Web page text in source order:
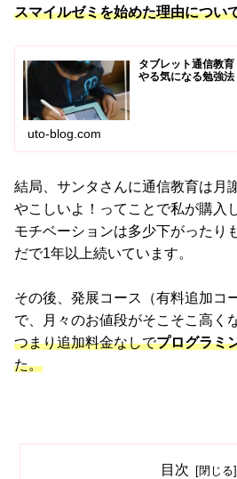
スマイルゼミを始めた理由につい
タブレット通信教
やる気になる勉強法
uto-blog.com
結局、サンタさんに通信教育は月
やこしいよ！ってことで私が購入
モチベーションは多少下がったり
だで1年以上続いています。
その後、発展コース（有料追加コ
で、月々のお値段がそこそこ高く
つまり追加料金なしでプログラミ
た。
目次